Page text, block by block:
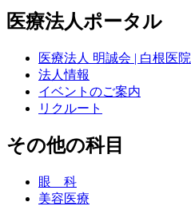
医療法人ポータル
医療法人 明誠会 | 白根医院
法人情報
イベントのご案内
リクルート
その他の科目
眼 科
美容医療